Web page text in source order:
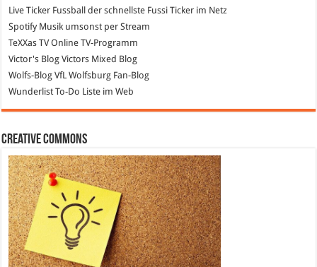
Live Ticker Fussball der schnellste Fussi Ticker im Netz
SpotifyMusik umsonst per Stream
TeXXas TVOnline TV-Programm
Victor's Blog Victors Mixed Blog
Wolfs-Blog VfL Wolfsburg Fan-Blog
Wunderlist To-Do Liste im Web
Creative Commons